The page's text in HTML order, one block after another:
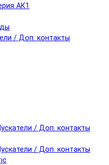
АК1
/ Доп. контакты
/ Доп. контакты
/ Доп. контакты